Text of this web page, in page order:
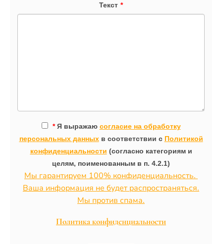
Текст *
*Я выражаю согласие на обработку
персональных данныхв соответствии с Политикой
конфиденциальности (согласно категориям и
целям, поименованным в п. 4.2.1)
Мы гарантируем 100% конфиденциальность.
Ваша информация не будет распространяться.
Мы против спама.
Политика конфиденциальности